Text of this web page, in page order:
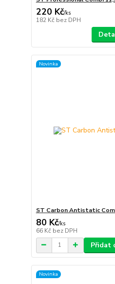
220 Kč/ks
182 Kč bez DPH
Novinka
ST Carbon Antistatic
80 Kč/ks
66 Kč bez DPH
Přidat
Novinka